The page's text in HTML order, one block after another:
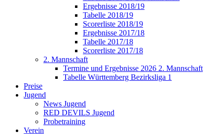
Ergebnisse 2018/19
Tabelle 2018/19
Scorerliste 2018/19
Ergebnisse 2017/18
Tabelle 2017/18
Scorerliste 2017/18
2. Mannschaft
Termine und Ergebnisse 2026 2. Mannschaft
Tabelle Württemberg Bezirksliga 1
Preise
Jugend
News Jugend
RED DEVILS Jugend
Probetraining
Verein